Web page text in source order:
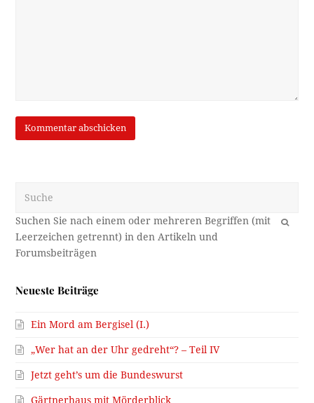
OK
Neueste Beiträge
Ein Mord am Bergisel (I.)
„Wer hat an der Uhr gedreht“? – Teil IV
Jetzt geht’s um die Bundeswurst
Gärtnerhaus mit Mörderblick